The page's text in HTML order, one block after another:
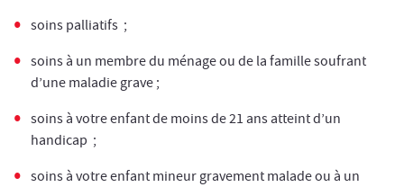
soins palliatifs ;
soins à un membre du ménage ou de la famille soufrant
d’une maladie grave ;
soins à votre enfant de moins de 21 ans atteint d’un
handicap ;
soins à votre enfant mineur gravement malade ou à un